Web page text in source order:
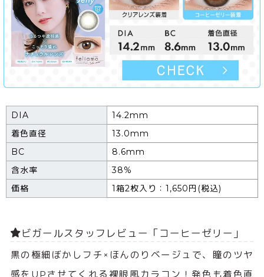
DIA
14.2mm
着色直径
13.0mm
BC
8.6mm
含水率
38%
価格
1箱2枚入り：1,650円(税込)
ビガールスタッフレビュー「コーヒーゼリー」
黒の極細ぼかしフチ×ほんのりベージュで、瞳のツヤ
感をUPさせてくれる裸眼風カラコン！発色も着色直